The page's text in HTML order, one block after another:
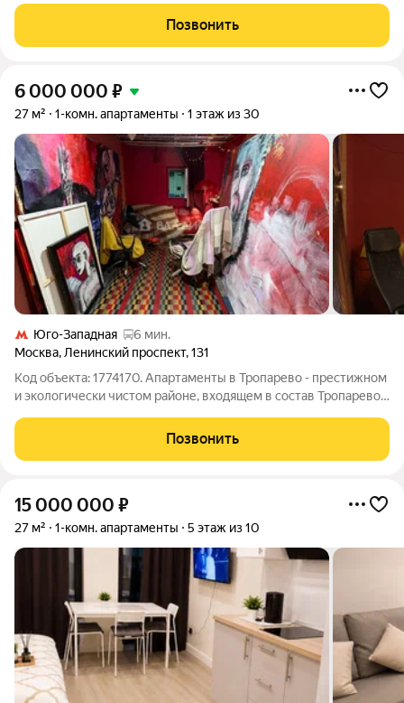
жилая - 19.9 кв. м., кухня - 9.7 кв. м., санузел - совмещенный. Из
кухни
Позвонить
6 000 000 ₽
27 м² 1-комн. апартаменты 1 этаж из 30
Юго-Западная
6 мин.
Москва, Ленинский проспект,131
Код объекта: 1774170. Апартаменты в Тропарево - престижном
и экологически чистом районе, входящем в состав Тропарево-
Общая площадь помещения 27 кв.м, выделена комната,
прихожая, санузел, имеется
Позвонить
15 000 000 ₽
27 м² 1-комн. апартаменты 5 этаж из 10